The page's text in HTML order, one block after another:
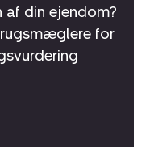
din ejendom?
for